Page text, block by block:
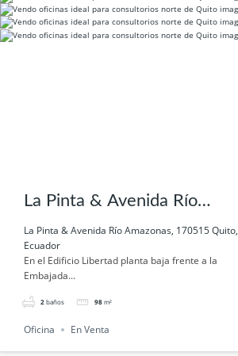
La Pinta & Avenida Río
Amazonas, 170515 Quito,
Ecuador
La Pinta & Avenida Río Amazonas, 170515 Quito,
Ecuador
En el Edificio Libertad planta baja frente a la
Embajada...
2 baños 98 m²
Oficina En Venta